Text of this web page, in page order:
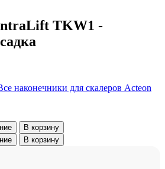
TKW1 -
наконечники для скалеров Acteon
В корзину
В корзину